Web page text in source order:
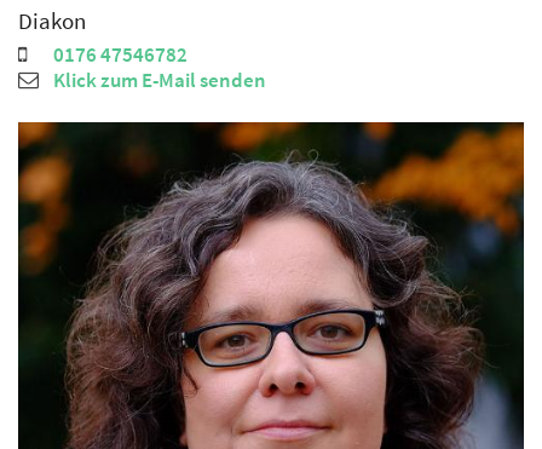
Diakon
0176 47546782
Klick zum E-Mail senden